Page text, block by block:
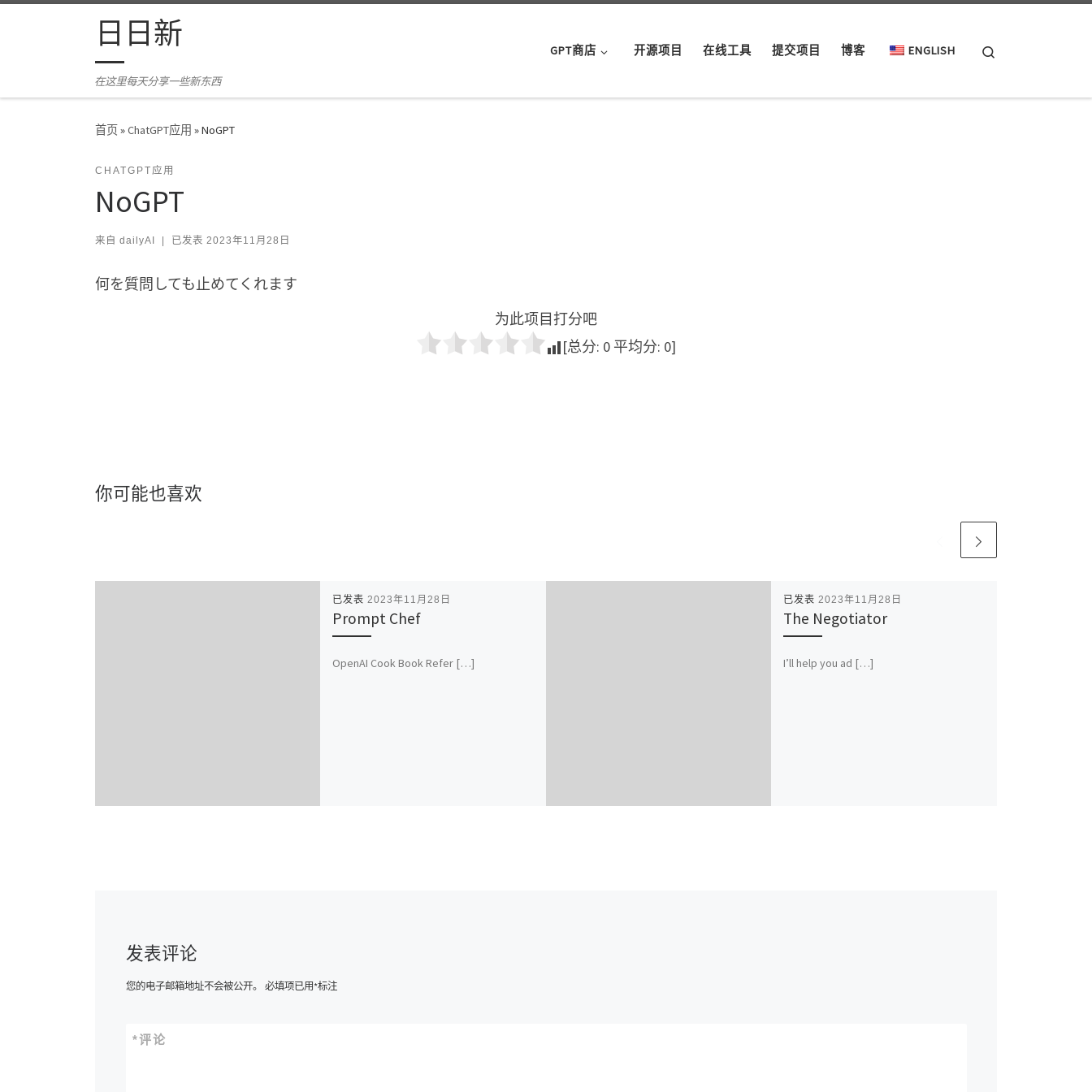
Skip to content日日新
在这里每天分享一些新东西
GPT商店 开源项目 在线工具 提交项目 博客 ENGLISH
首页»ChatGPT应用 »NoGPT
CHATGPT应用
NoGPT
来自 dailyAI 已发表 2023年11月28日
何を質問しても止めてくれます
为此项目打分吧
[总分: 0 平均分: 0]
你可能也喜欢
已发表 2023年11月28日
Prompt Chef
OpenAI Cook Book Refer […]
已发表 2023年11月28日
The Negotiator
I’ll help you ad […]
发表评论
您的电子邮箱地址不会被公开。 必填项已用*标注
评论
*